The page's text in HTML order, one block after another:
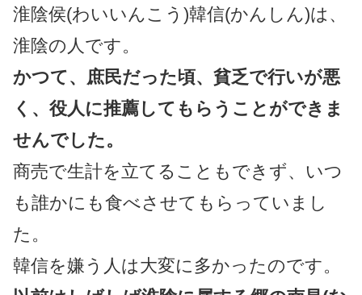
淮陰侯(わいいんこう)韓信(かんしん)は、
淮陰の人です。
かつて、庶民だった頃、貧乏で行いが悪
く、役人に推薦してもらうことができま
せんでした。
商売で生計を立てることもできず、いつ
も誰かにも食べさせてもらっていまし
た。
韓信を嫌う人は大変に多かったのです。